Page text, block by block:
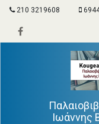
210 3219608
Ιωάννης